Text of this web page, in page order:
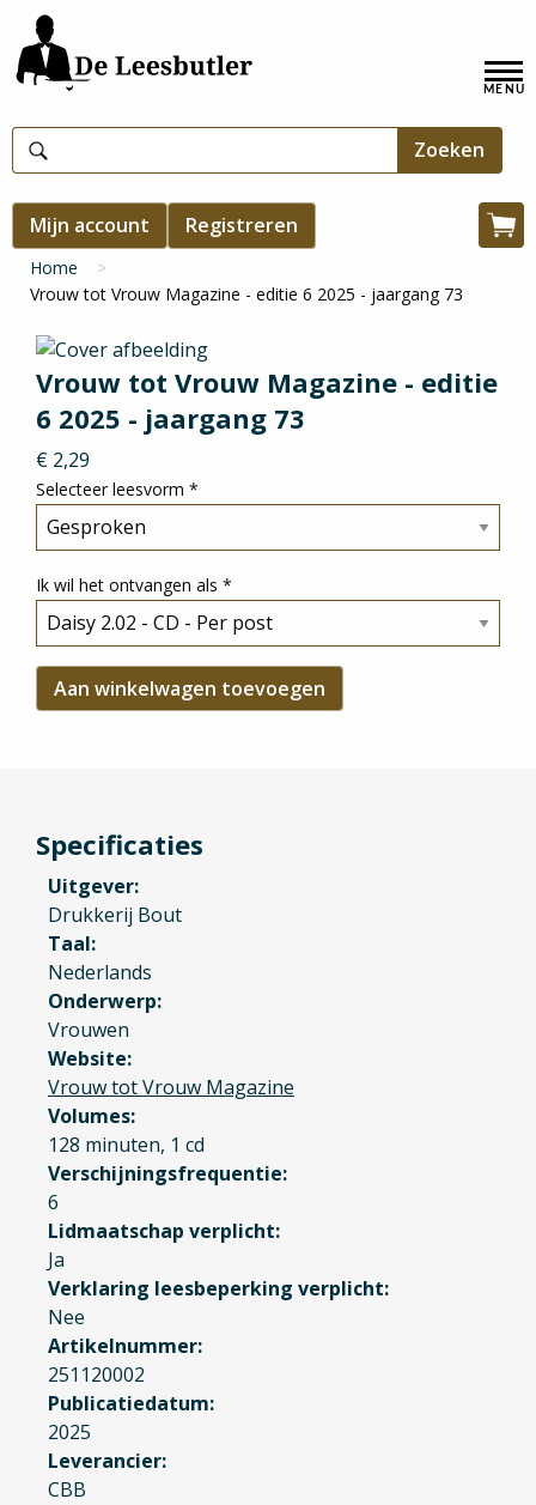
Overslaan
en
naar
inhoud
gaan
Hoofdnavigatie
Gebruikersmenu
Mijn account Registreren
Kruimelpad
Home
Vrouw tot Vrouw Magazine - editie 6 2025 - jaargang 73
Vrouw tot Vrouw Magazine - editie
6 2025 - jaargang 73
€ 2,29
Selecteer leesvorm *
Ik wil het ontvangen als *
Specificaties
Uitgever
Drukkerij Bout
Taal
Nederlands
Onderwerp
Vrouwen
Website
Vrouw tot Vrouw Magazine
Volumes
128 minuten, 1 cd
Verschijningsfrequentie
6
Lidmaatschap verplicht
Ja
Verklaring leesbeperking verplicht
Nee
Artikelnummer
251120002
Publicatiedatum
2025
Leverancier
CBB